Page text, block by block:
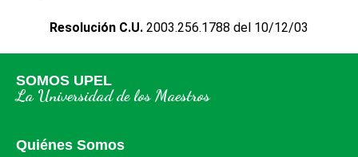
Resolución C.U. 2003.256.1788 del 10/12/03
SOMOS UPEL
La Universidad de los Maestros
Quiénes Somos